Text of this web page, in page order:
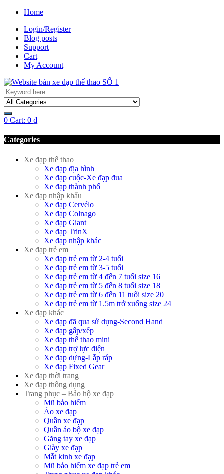
Home
Login/Register
Blog posts
Support
Cart
My Account
0 Cart: 0 ₫
Categories
Xe đạp thể thao
Xe đạp địa hình
Xe đạp cuộc-Xe đạp đua
Xe đạp thành phố
Xe đạp nhập khẩu
Xe đạp Cervélo
Xe đạp Colnago
Xe đạp Giant
Xe đạp TrinX
Xe đạp nhập khác
Xe đạp trẻ em
Xe đạp trẻ em từ 2-4 tuổi
Xe đạp trẻ em từ 3-5 tuổi
Xe đạp trẻ em từ 4 đến 7 tuổi size 16
Xe đạp trẻ em từ 5 đến 8 tuổi size 18
Xe đạp trẻ em từ 6 đến 11 tuổi size 20
Xe đạp trẻ em từ 1.5m trở xuống size 24
Xe đạp khác
Xe đạp đã qua sử dụng-Second Hand
Xe đạp gấp/xếp
Xe đạp thể thao mini
Xe đạp trợ lực điện
Xe đạp dựng-Lắp ráp
Xe đạp Fixed Gear
Xe đạp thời trang
Xe đạp thông dụng
Trang phục – Bảo hộ xe đạp
Mũ bảo hiểm
Áo xe đạp
Quần xe đạp
Quần áo bộ xe đạp
Găng tay xe đạp
Giày xe đạp
Mắt kinh xe đạp
Mũ bảo hiểm xe đạp trẻ em